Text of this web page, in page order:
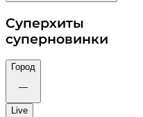
Суперхиты
суперновинки
Город
—
Live